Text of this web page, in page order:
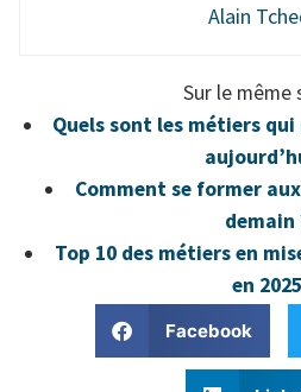
Alain
Sur le même
Quels sont les métiers
Comment se former
demain
Top 10 des métiers en
en 2025
Facebook